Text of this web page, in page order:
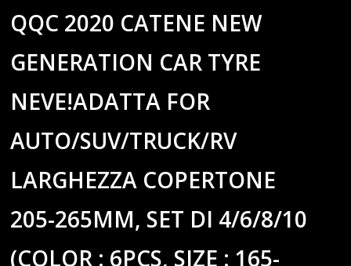
QQC 2020 CATENE NEW
GENERATION CAR TYRE
NEVE!ADATTA FOR
AUTO/SUV/TRUCK/RV
LARGHEZZA COPERTONE
205-265MM, SET DI 4/6/8/10
(COLOR : 6PCS, SIZE : 165-